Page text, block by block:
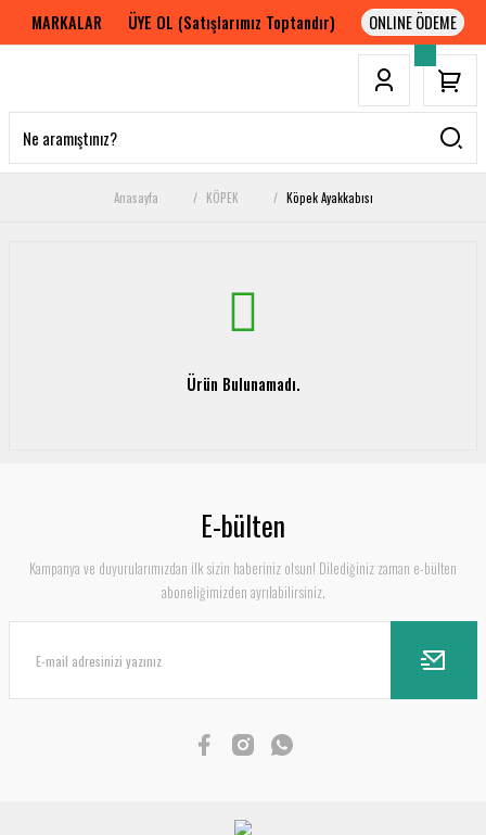
MARKALAR ÜYE OL (Satışlarımız Toptandır)
Anasayfa KÖPEK Köpek Ayakkabısı
Ürün Bulunamadı.
E-bülten
Kampanya ve duyurularımızdan ilk sizin haberiniz olsun! Dilediğiniz zaman e-bülten
aboneliğimizden ayrılabilirsiniz.